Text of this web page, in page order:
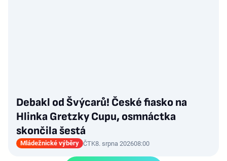
Debakl od Švýcarů! České fiasko na
Hlinka Gretzky Cupu, osmnáctka
skončila šestá
Mládežnické výběry ČTK8. srpna 202608:00